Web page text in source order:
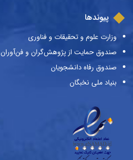
پیوندها
وزارت علوم و تحقیقات و فناوری
صندوق حمایت از پژوهش‌گران و فن‌آوران
صندوق رفاه دانشجویان
بنیاد ملی نخبگان